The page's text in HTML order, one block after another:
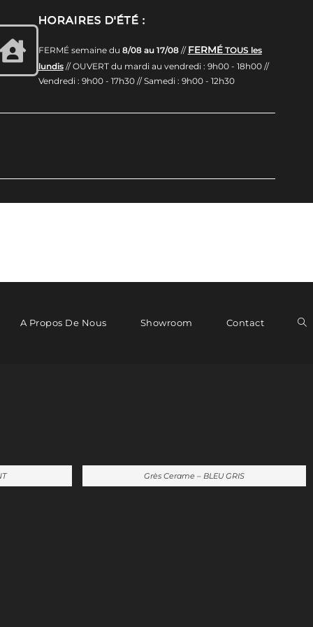
HORAIRES D'ÉTÉ :
FERMÉ semaine du 8/08 au 17/08// FERMÉTOUS les
lundis// OUVERT du mardi au vendredi : 9h00 - 18h00 //
Vendredi : 9h00 - 17h30 // Samedi : 9h00 - 12h30
A Propos De Nous Showroom Contact
Grès Cerame – BLEU GRIS